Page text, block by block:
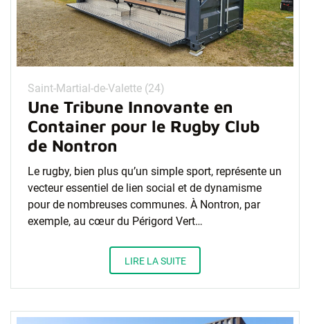
Saint-Martial-de-Valette (24)
Une Tribune Innovante en
Container pour le Rugby Club
de Nontron
Le rugby, bien plus qu’un simple sport, représente un
vecteur essentiel de lien social et de dynamisme
pour de nombreuses communes. À Nontron, par
exemple, au cœur du Périgord Vert…
LIRE LA SUITE